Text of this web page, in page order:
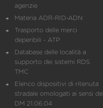
agenzie
Materia ADR-RID-ADN
Trasporto delle merci
deperibili - ATP
Database delle località a
supporto dei sistemi RDS
TMC
Elenco dispositivi di ritenuta
stradale omologati ai sensi del
DM 21.06.04